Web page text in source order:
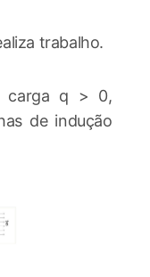
trabalho.
carga q > 0,
de indução